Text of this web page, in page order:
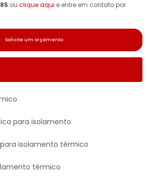
ou clique aqui e entre em contato por
Solicite um orçamento
para isolamento
isolamento térmico
térmico